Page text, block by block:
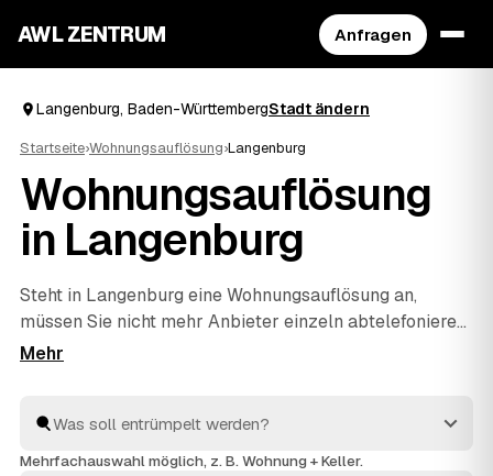
AWL ZENTRUM Anfragen
Langenburg, Baden-WürttembergStadt ändern
Startseite›Wohnungsauflösung›Langenburg
Wohnungsauflösung
in Langenburg
Steht in Langenburg eine Wohnungsauflösung an,
müssen Sie nicht mehr Anbieter einzeln abtelefonieren.
Beschreiben Sie in wenigen Klicks, was raus soll, und
die Profis räumen komplett, übergeben besenrein und
entsorgen alles fachgerecht. So vergleichen Sie in Ruhe
Mehrfachauswahl möglich, z. B. Wohnung + Keller.